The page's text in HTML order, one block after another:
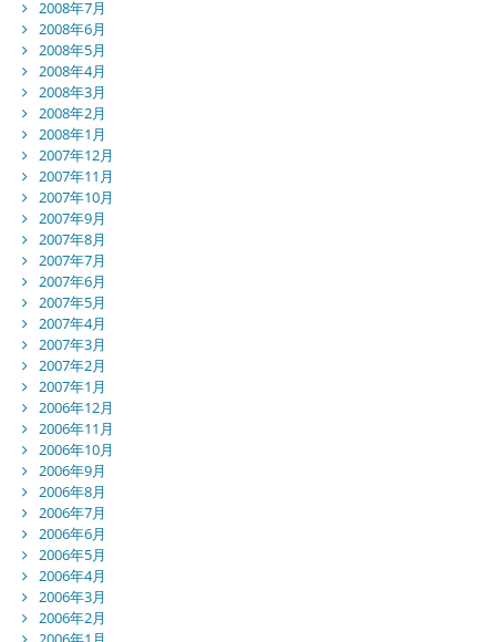
2008年7月
2008年6月
2008年5月
2008年4月
2008年3月
2008年2月
2008年1月
2007年12月
2007年11月
2007年10月
2007年9月
2007年8月
2007年7月
2007年6月
2007年5月
2007年4月
2007年3月
2007年2月
2007年1月
2006年12月
2006年11月
2006年10月
2006年9月
2006年8月
2006年7月
2006年6月
2006年5月
2006年4月
2006年3月
2006年2月